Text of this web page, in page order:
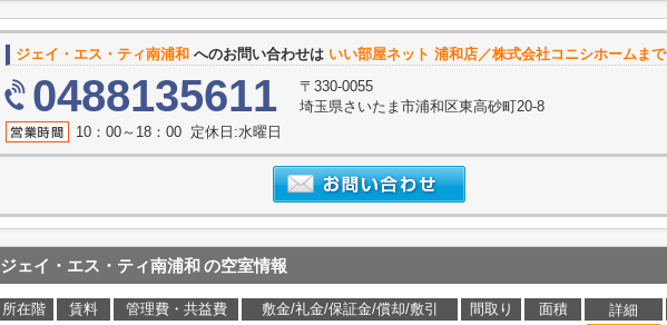
ジェイ・エス・ティ南浦和 へのお問い合わせは いい部屋ネット 浦和店／株式会社コニシホームまで
0488135611
〒330-0055
埼玉県さいたま市浦和区東高砂町20-8
10：00～18：00 定休日:水曜日
ジェイ・エス・ティ南浦和 の空室情報
所在階 賃料 管理費・共益費 敷金/礼金/保証金/償却/敷引 間取り 面積 詳細